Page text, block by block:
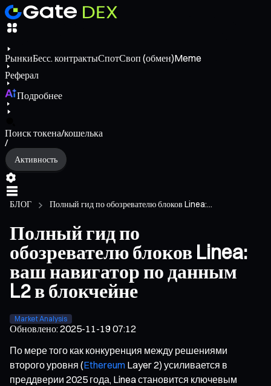
РынкиБесс. контрактыСпотСвоп (обмен)Meme
Реферал
Подробнее
Поиск токена/кошелька
/
Активность
БЛОГ Полный гид по обозревателю блоков Linea:...
Полный гид по
обозревателю блоков Linea:
ваш навигатор по данным
L2 в блокчейне
Market Analysis
Обновлено:2025-11-19 07:12
По мере того как конкуренция между решениями
второго уровня (Ethereum Layer 2) усиливается в
преддверии 2025 года, Linea становится ключевым